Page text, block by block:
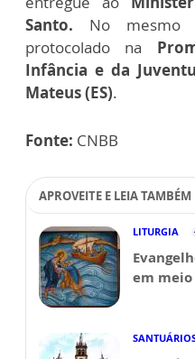
Santo. No mesmo
protocolado na
Infância e da
Mateus (ES).
Fonte: CNBB
APROVEITE E LEIA TAMBÉM
LITURGIA
em